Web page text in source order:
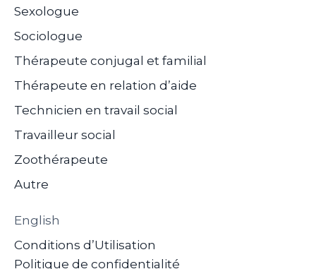
Sexologue
Sociologue
Thérapeute conjugal et familial
Thérapeute en relation d’aide
Technicien en travail social
Travailleur social
Zoothérapeute
Autre
English
Conditions d’Utilisation
Politique de confidentialité